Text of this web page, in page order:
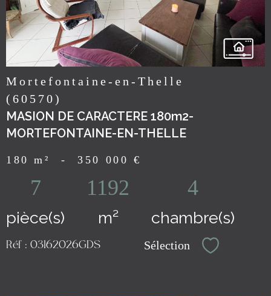
Mortefontaine-en-Thelle
(60570)
MASION DE CARACTERE 180m2-
MORTEFONTAINE-EN-THELLE
180 m² - 350 000 €
7
pièce(s)
1192
m²
4
chambre(s)
Réf : 03162026GDS Sélection